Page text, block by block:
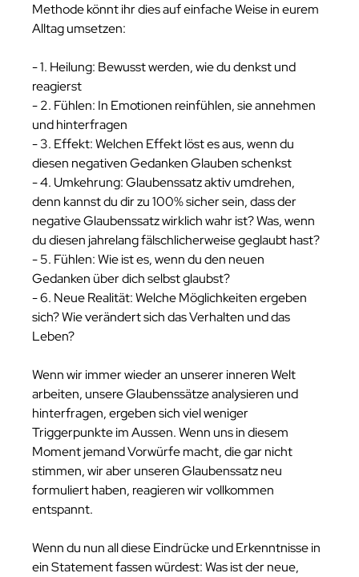
Methode könnt ihr dies auf einfache Weise in eurem
Alltag umsetzen:
- 1. Heilung: Bewusst werden, wie du denkst und
reagierst
- 2. Fühlen: In Emotionen reinfühlen, sie annehmen
und hinterfragen
- 3. Effekt: Welchen Effekt löst es aus, wenn du
diesen negativen Gedanken Glauben schenkst
- 4. Umkehrung: Glaubenssatz aktiv umdrehen,
denn kannst du dir zu 100% sicher sein, dass der
negative Glaubenssatz wirklich wahr ist? Was, wenn
du diesen jahrelang fälschlicherweise geglaubt hast?
- 5. Fühlen: Wie ist es, wenn du den neuen
Gedanken über dich selbst glaubst?
- 6. Neue Realität: Welche Möglichkeiten ergeben
sich? Wie verändert sich das Verhalten und das
Leben?
Wenn wir immer wieder an unserer inneren Welt
arbeiten, unsere Glaubenssätze analysieren und
hinterfragen, ergeben sich viel weniger
Triggerpunkte im Aussen. Wenn uns in diesem
Moment jemand Vorwürfe macht, die gar nicht
stimmen, wir aber unseren Glaubenssatz neu
formuliert haben, reagieren wir vollkommen
entspannt.
Wenn du nun all diese Eindrücke und Erkenntnisse in
ein Statement fassen würdest: Was ist der neue,